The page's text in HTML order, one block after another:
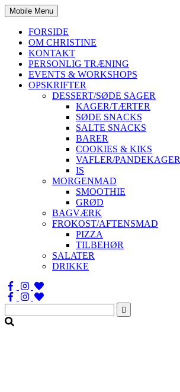
Mobile Menu
FORSIDE
OM CHRISTINE
KONTAKT
PERSONLIG TRÆNING
EVENTS & WORKSHOPS
OPSKRIFTER
DESSERT/SØDE SAGER
KAGER/TÆRTER
SØDE SNACKS
SALTE SNACKS
BARER
COOKIES & KIKS
VAFLER/PANDEKAGER
IS
MORGENMAD
SMOOTHIE
GRØD
BAGVÆRK
FROKOST/AFTENSMAD
PIZZA
TILBEHØR
SALATER
DRIKKE
Søg
efter: